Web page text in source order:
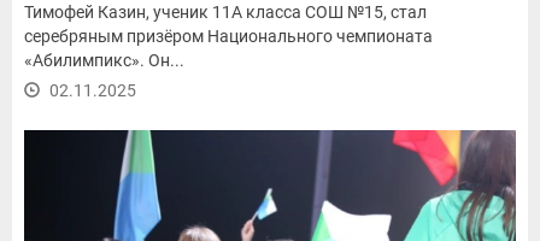
Тимофей Казин, ученик 11А класса СОШ №15, стал
серебряным призёром Национального чемпионата
«Абилимпикс». Он...
02.11.2025